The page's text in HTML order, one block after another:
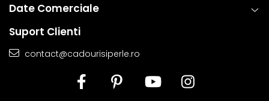
Date Comerciale
Suport Clienti
contact@cadourisiperle.ro